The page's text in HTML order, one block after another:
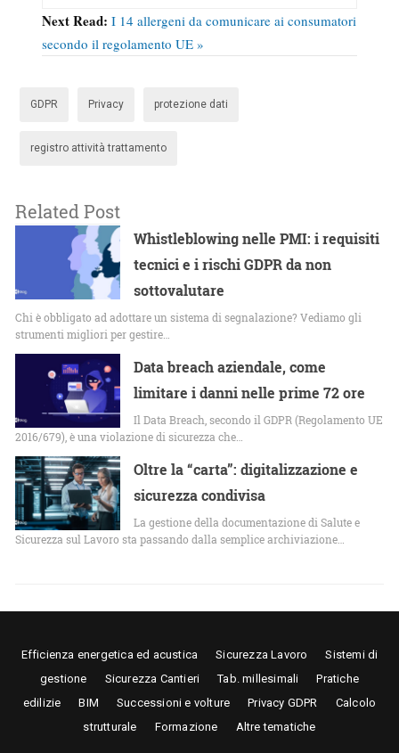
Next Read: I 14 allergeni da comunicare ai consumatori
secondo il regolamento UE »
GDPR Privacy protezione dati
registro attività trattamento
Related Post
Whistleblowing nelle PMI: i requisiti
tecnici e i rischi GDPR da non
sottovalutare
Chi è obbligato ad adottare un sistema di segnalazione? Vediamo gli
strumenti migliori per gestire…
Data breach aziendale, come
limitare i danni nelle prime 72 ore
Il Data Breach, secondo il GDPR (Regolamento UE
2016/679), è una violazione di sicurezza che…
Oltre la “carta”: digitalizzazione e
sicurezza condivisa
La gestione della documentazione di Salute e
Sicurezza sul Lavoro sta passando dalla semplice archiviazione…
Efficienza energetica ed acustica Sicurezza Lavoro
Sistemi di
gestione
Sicurezza Cantieri Tab. millesimali
Pratiche
edilizie
BIM Successioni e volture Privacy GDPR
Calcolo
strutturale
Formazione Altre tematiche